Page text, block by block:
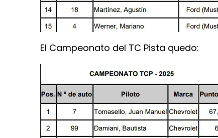
El Campeonato del TC Pista quedo: